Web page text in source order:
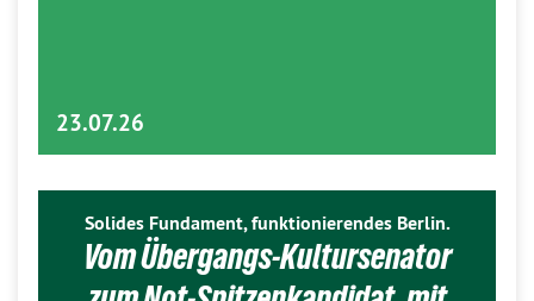
23.07.26
Solides Fundament, funktionierendes Berlin.
Vom Übergangs-Kultursenator